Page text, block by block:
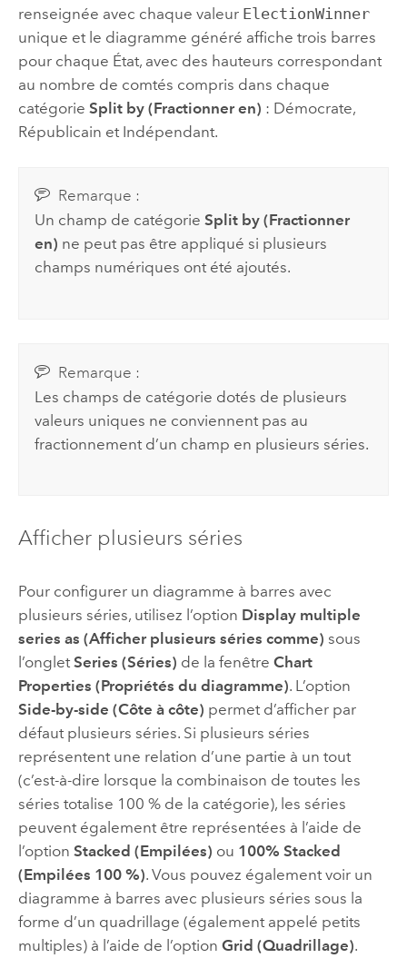
renseignée avec chaque valeur ElectionWinner
unique et le diagramme généré affiche trois barres
pour chaque État, avec des hauteurs correspondant
au nombre de comtés compris dans chaque
catégorie Split by (Fractionner en) : Démocrate,
Républicain et Indépendant.
Remarque :
Un champ de catégorieSplit by (Fractionner
en) ne peut pas être appliqué si plusieurs
champs numériques ont été ajoutés.
Remarque :
Les champs de catégorie dotés de plusieurs
valeurs uniques ne conviennent pas au
fractionnement d’un champ en plusieurs séries.
Afficher plusieurs séries
Pour configurer un diagramme à barres avec
plusieurs séries, utilisez l’option Display multiple
series as (Afficher plusieurs séries comme) sous
l’onglet Series (Séries) de la fenêtre Chart
Properties (Propriétés du diagramme). L’option
Side-by-side (Côte à côte) permet d’afficher par
défaut plusieurs séries. Si plusieurs séries
représentent une relation d’une partie à un tout
(c’est-à-dire lorsque la combinaison de toutes les
séries totalise 100 % de la catégorie), les séries
peuvent également être représentées à l’aide de
l’option Stacked (Empilées) ou 100% Stacked
(Empilées 100 %). Vous pouvez également voir un
diagramme à barres avec plusieurs séries sous la
forme d’un quadrillage (également appelé petits
multiples) à l’aide de l’option Grid (Quadrillage).